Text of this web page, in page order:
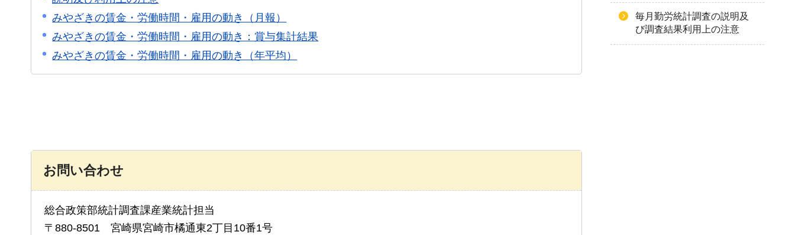
みやざきの賃金・労働時間・雇用の動き（月報）
みやざきの賃金・労働時間・雇用の動き：賞与集計結果
みやざきの賃金・労働時間・雇用の動き（年平均）
お問い合わせ
総合政策部統計調査課産業統計担当
〒880-8501 宮崎県宮崎市橘通東2丁目10番1号
毎月勤労統計調査の説明及
び調査結果利用上の注意